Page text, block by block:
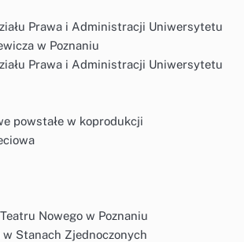
Prawa i Administracji Uniwersytetu
w Poznaniu
Prawa i Administracji Uniwersytetu
powstałe w koprodukcji
Nowego w Poznaniu
Stanach Zjednoczonych